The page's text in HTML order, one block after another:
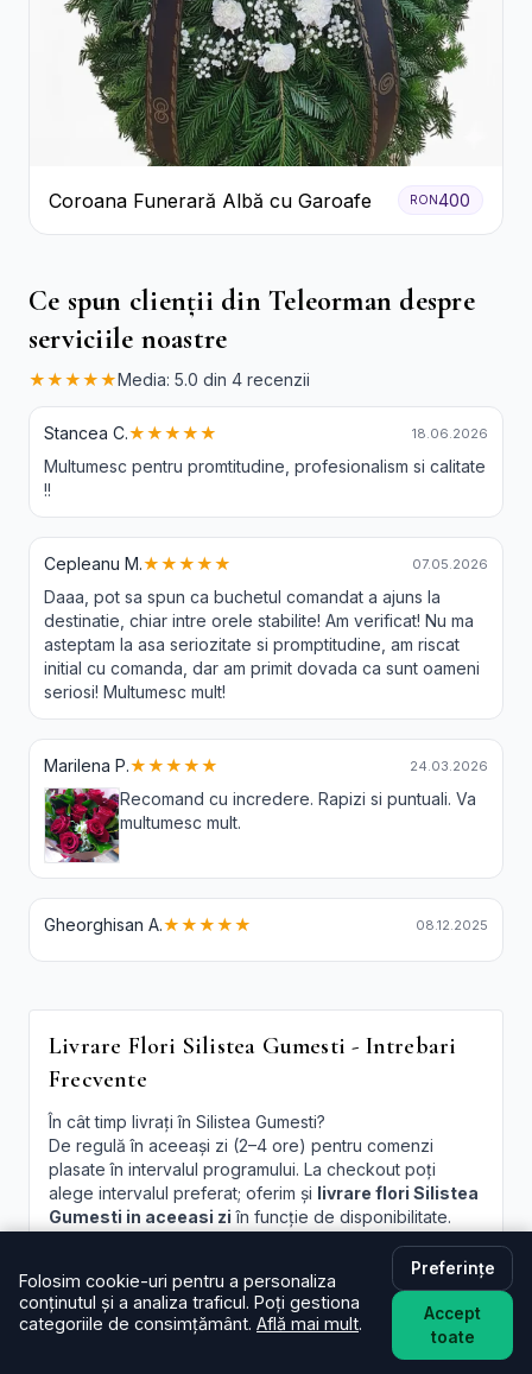
Coroana Funerară Albă cu Garoafe RON 400
Ce spun clienții din Teleorman despre
serviciile noastre
★★★★★Media: 5.0 din 4 recenzii
Stancea C.★★★★★ 18.06.2026
Multumesc pentru promtitudine, profesionalism si calitate
!!
Cepleanu M.★★★★★ 07.05.2026
Daaa, pot sa spun ca buchetul comandat a ajuns la
destinatie, chiar intre orele stabilite! Am verificat! Nu ma
asteptam la asa seriozitate si promptitudine, am riscat
initial cu comanda, dar am primit dovada ca sunt oameni
seriosi! Multumesc mult!
Marilena P.★★★★★ 24.03.2026
Recomand cu incredere. Rapizi si puntuali. Va
multumesc mult.
Gheorghisan A.★★★★★ 08.12.2025
Livrare Flori Silistea Gumesti - Intrebari
Frecvente
În cât timp livrați în Silistea Gumesti?
De regulă în aceeași zi (2–4 ore) pentru comenzi
plasate în intervalul programului. La checkout poți
alege intervalul preferat; oferim și livrare flori Silistea
Gumesti in aceeasi zi în funcție de disponibilitate.
Este livrarea de flori la domiciliu în Silistea Gumesti
disponibilă și sâmbăta?
Da, în majoritatea cazurilor livrăm și sâmbăta. În
perioade aglomerate pot exista sloturi limitate, afișate
Folosim cookie-uri pentru a personaliza
conținutul și a analiza traficul. Poți gestiona
categoriile de consimțământ. Află mai mult.
Preferințe
Accept
toate